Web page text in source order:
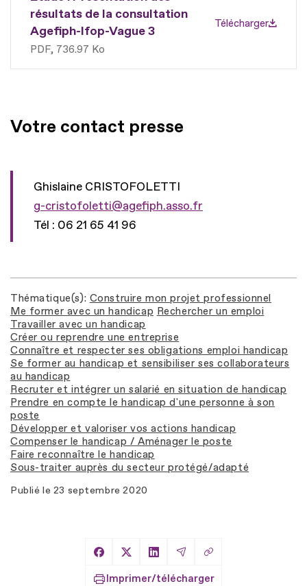
résultats de la consultation
Agefiph-Ifop-Vague 3
PDF 736.97 Ko
Télécharger
Votre contact presse
Ghislaine CRISTOFOLETTI
g-cristofoletti@agefiph.asso.fr
Tél : 06 21 65 41 96
Thématique(s) Construire mon projet professionnel
Me former avec un handicap Rechercher un emploi
Travailler avec un handicap
Créer ou reprendre une entreprise
Connaître et respecter ses obligations emploi handicap
Se former au handicap et sensibiliser ses collaborateurs
au handicap
Recruter et intégrer un salarié en situation de handicap
Prendre en compte le handicap d'une personne à son
poste
Développer et valoriser vos actions handicap
Compenser le handicap / Aménager le poste
Faire reconnaître le handicap
Sous-traiter auprès du secteur protégé/adapté
Publié le 23 septembre 2020
Partager sur Facebook
Partager sur X
Partager sur LinkedIn
Partager par Email
Copier le lien
Imprimer/télécharger